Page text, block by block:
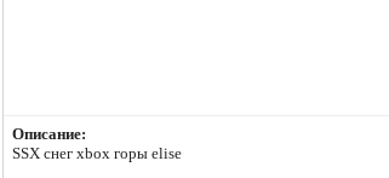
Описание:
SSX снег xbox горы elise